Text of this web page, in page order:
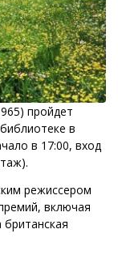
пройдет
в
в 17:00, вход
режиссером
включая